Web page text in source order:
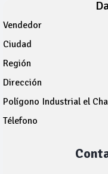
Vendedor
Ciudad
Región
Dirección
Polígono Industrial el
Télefono